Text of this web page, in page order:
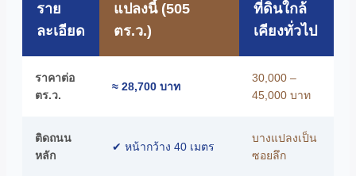
ราย
ละเอียด
แปลงนี้ (505
ตร.ว.)
ที่ดินใกล้
เคียงทั่วไป
ราคาต่อ
ตร.ว.
≈ 28,700 บาท
30,000 –
45,000 บาท
ติดถนน
หลัก
✔ หน้ากว้าง 40 เมตร
บางแปลงเป็น
ซอยลึก